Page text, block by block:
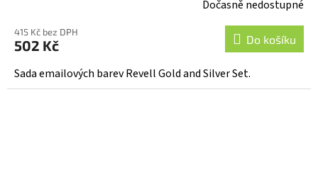
Dočasně nedostupné
415 Kč bez DPH
502 Kč Do košíku
Sada emailových barev Revell Gold and Silver Set.